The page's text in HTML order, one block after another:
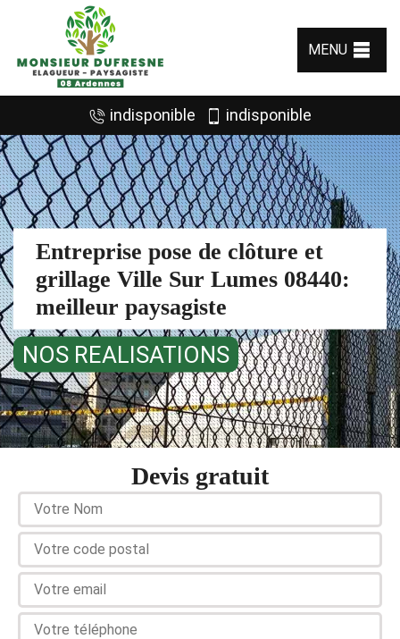
MENU
indisponible indisponible
Entreprise pose de clôture et
grillage Ville Sur Lumes 08440:
meilleur paysagiste
NOS REALISATIONS
Devis gratuit